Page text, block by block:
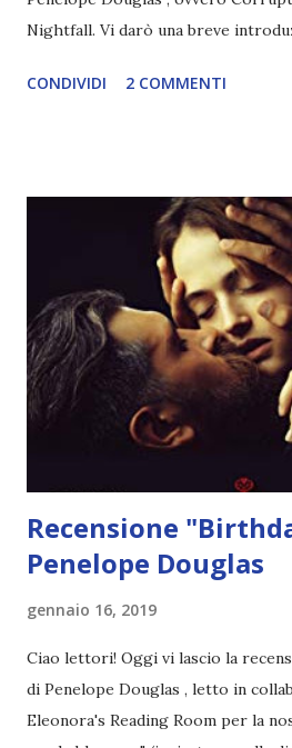
Nightfall. Vi darò una breve
e anche un breve commento sui
grande (Devil's Night 1#) Autrice :
Pagine: 448 Editore: Newton
Pubblicazione: 10 Gennaio 2023
Trama: “Si chiama Michael Crist.
mio ragazzo ed è come quei film
coprendoti gli occhi. È bellissimo,
terrificante. Non mi vede neppure.
visto, l'ho sentito. Le cose che ha
CONDIVIDI 2 COMMENTI
Recensione
Penelope Douglas
gennaio 16, 2019
Ciao lettori! Oggi vi lascio la
di Penelope Douglas , letto in
Eleonora's Reading Room per la